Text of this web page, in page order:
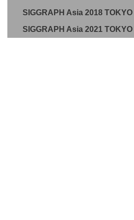
SIGGRAPH Asia 2018 TOKYO
SIGGRAPH Asia 2021 TOKYO